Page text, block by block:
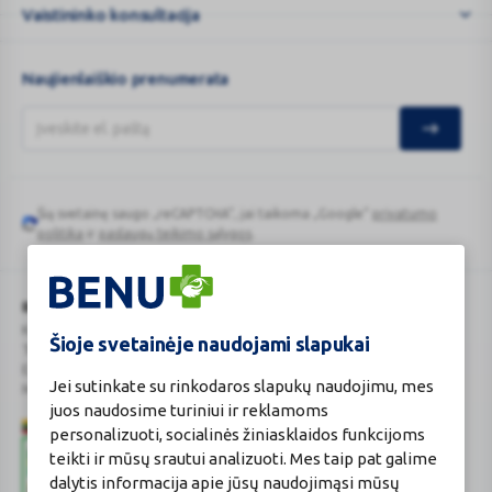
Šioje svetainėje naudojami slapukai
Jei sutinkate su rinkodaros slapukų naudojimu, mes
juos naudosime turiniui ir reklamoms
personalizuoti, socialinės žiniasklaidos funkcijoms
teikti ir mūsų srautui analizuoti. Mes taip pat galime
dalytis informacija apie jūsų naudojimąsi mūsų
Vaistininko konsultacija
Naujienlaiškio prenumerata
Google
Šią svetainę saugo „reCAPTCHA“, jai taikoma „Google“
privatumo
politika
paslaugų teikimo sąlygos
BENU Vaistinė Lietuva, UAB
Kauno r. sav., Karmėlavos sen., Ramučių k., Gamybos g. 4
Tel. +370 37 225 522
Maisto tvarkymo subjektų registro numeris: 190004257